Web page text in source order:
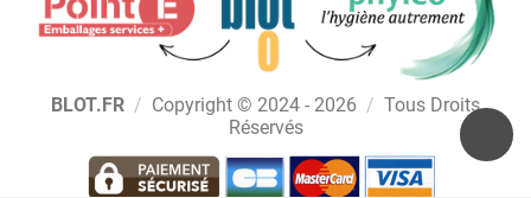
BLOT.FR / Copyright © 2024 - 2026 / Tous Droits
Réservés